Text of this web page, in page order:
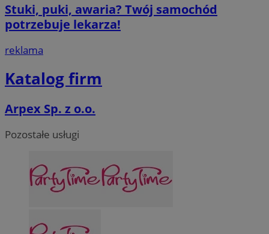
Stuki, puki, awaria? Twój samochód
potrzebuje lekarza!
reklama
Katalog firm
Arpex Sp. z o.o.
Pozostałe usługi